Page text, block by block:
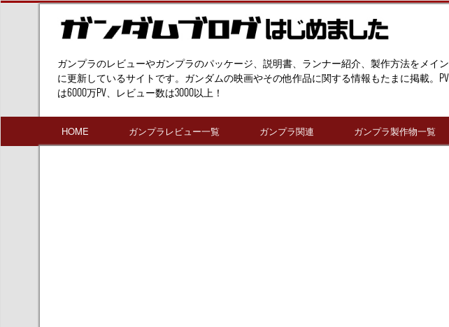
ガンプラのレビューやガンプラのパッケージ、説明書、ランナー紹介、製作方法をメイン
に更新しているサイトです。ガンダムの映画やその他作品に関する情報もたまに掲載。PV
は6000万PV、レビュー数は3000以上！
HOME ガンプラレビュー一覧 ガンプラ関連 ガンプラ製作物一覧